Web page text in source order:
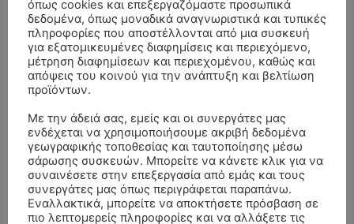
ΣΥΛΛΥΠΗΤΗΡΙΑ ΜΗΝΥΜΑΤΑ
Αλέξανδρος ΣέρβοςεπίΚΗΔΕΙΑ – ΣΑΒΒΑΤΟ 25/7/2026 –
όπως cookies και επεξεργαζόμαστε προσωπικά
δεδομένα, όπως μοναδικά αναγνωριστικά και τυπικές
πληροφορίες που αποστέλλονται από μια συσκευή
για εξατομικευμένες διαφημίσεις και περιεχόμενο,
μέτρηση διαφημίσεων και περιεχομένου, καθώς και
απόψεις του κοινού για την ανάπτυξη και βελτίωση
προϊόντων.
Με την άδειά σας, εμείς και οι συνεργάτες μας
ενδέχεται να χρησιμοποιήσουμε ακριβή δεδομένα
γεωγραφικής τοποθεσίας και ταυτοποίησης μέσω
σάρωσης συσκευών. Μπορείτε να κάνετε κλικ για να
συναινέσετε στην επεξεργασία από εμάς και τους
συνεργάτες μας όπως περιγράφεται παραπάνω.
Εναλλακτικά, μπορείτε να αποκτήσετε πρόσβαση σε
πιο λεπτομερείς πληροφορίες και να αλλάξετε τις